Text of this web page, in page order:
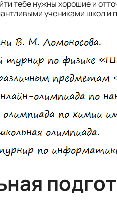
тебе нужны хорошие и
учениками школ